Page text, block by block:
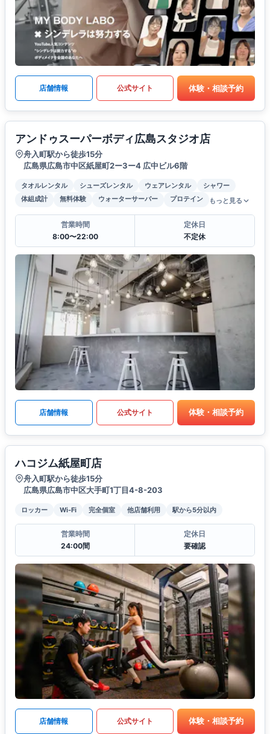
店舗情報 公式サイト 体験・相談予約
アンドゥスーパーボディ広島スタジオ店
舟入町駅から徒歩15分
広島県広島市中区紙屋町2ー3ー4 広中ビル6階
タオルレンタル シューズレンタル ウェアレンタル
シャワー
体組成計
無料体験 ウォーターサーバー プロテイン もっと見る
営業時間
8:00〜22:00
定休日
不定休
店舗情報 公式サイト 体験・相談予約
ハコジム紙屋町店
舟入町駅から徒歩15分
広島県広島市中区大手町1丁目4-8-203
ロッカー Wi-Fi 完全個室 他店舗利用 駅から5分以内
営業時間
24:00間
定休日
要確認
店舗情報 公式サイト 体験・相談予約